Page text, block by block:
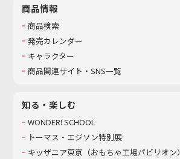
商品情報
商品検索
発売カレンダー
キャラクター
商品関連サイト・SNS一覧
知る・楽しむ
WONDER! SCHOOL
トーマス・エジソン特別展
キッザニア東京（おもちゃ工場パビリオン）​